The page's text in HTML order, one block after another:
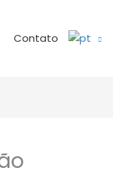
Contato